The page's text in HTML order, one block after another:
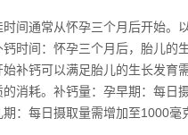
间通常从怀孕三个月后开始。
时间：怀孕三个月后，胎儿的
补钙可以满足胎儿的生长发育
的消耗。补钙量：孕早期：每日
：每日摄取量需增加至1000毫